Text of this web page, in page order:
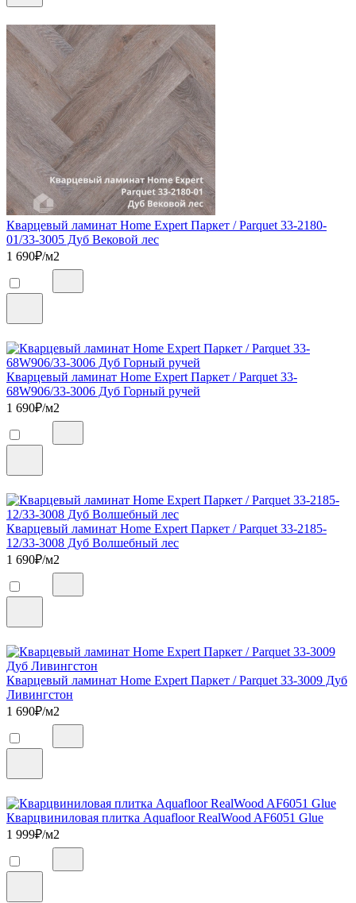
Кварцевый ламинат Home Expert Паркет / Parquet 33-2180-
01/33-3005 Дуб Вековой лес
1 690₽/м2
Кварцевый ламинат Home Expert Паркет / Parquet 33-
68W906/33-3006 Дуб Горный ручей
1 690₽/м2
Кварцевый ламинат Home Expert Паркет / Parquet 33-2185-
12/33-3008 Дуб Волшебный лес
1 690₽/м2
Кварцевый ламинат Home Expert Паркет / Parquet 33-3009 Дуб
Ливингстон
1 690₽/м2
Кварцвиниловая плитка Aquafloor RealWood AF6051 Glue
1 999₽/м2